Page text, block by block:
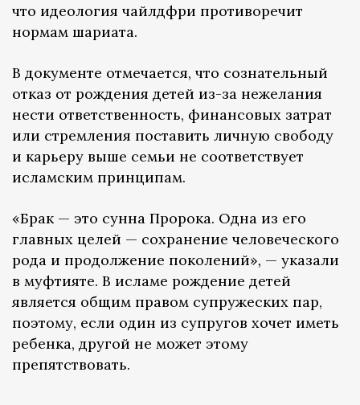
что идеология чайлдфри противоречит
нормам шариата.
В документе отмечается, что сознательный
отказ от рождения детей из-за нежелания
нести ответственность, финансовых затрат
или стремления поставить личную свободу
и карьеру выше семьи не соответствует
исламским принципам.
«Брак — это сунна Пророка. Одна из его
главных целей — сохранение человеческого
рода и продолжение поколений», — указали
в муфтияте. В исламе рождение детей
является общим правом супружеских пар,
поэтому, если один из супругов хочет иметь
ребенка, другой не может этому
препятствовать.